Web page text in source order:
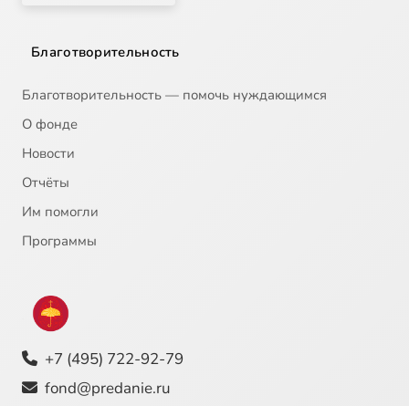
Благотворительность
Благотворительность — помочь нуждающимся
О фонде
Новости
Отчёты
Им помогли
Программы
+7 (495) 722-92-79
fond@predanie.ru